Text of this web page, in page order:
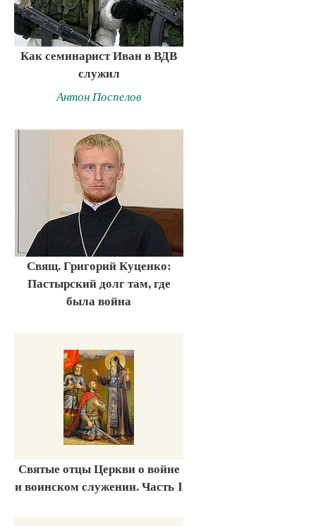
Как семинарист Иван в ВДВ
служил
Антон Поспелов
Свящ. Григорий Куценко:
Пастырский долг там, где
была война
Святые отцы Церкви о войне
и воинском служении. Часть 1